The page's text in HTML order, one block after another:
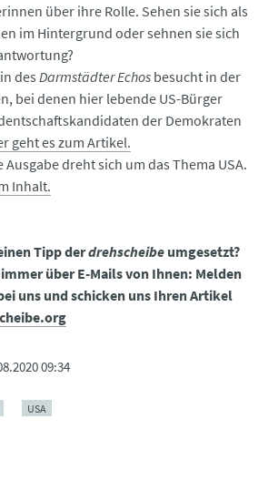
über ihre Rolle. Sehen sie sich als
im Hintergrund oder sehnen sie sich
des Darmstädter Echos besucht in der
bei denen hier lebende US-Bürger
der Demokraten
geht es zum Artikel.
Ausgabe dreht sich um das Thema USA.
Inhalt.
Tipp derdrehscheibe umgesetzt?
über E-Mails von Ihnen: Melden
uns und schicken uns Ihren Artikel
09:34
USA